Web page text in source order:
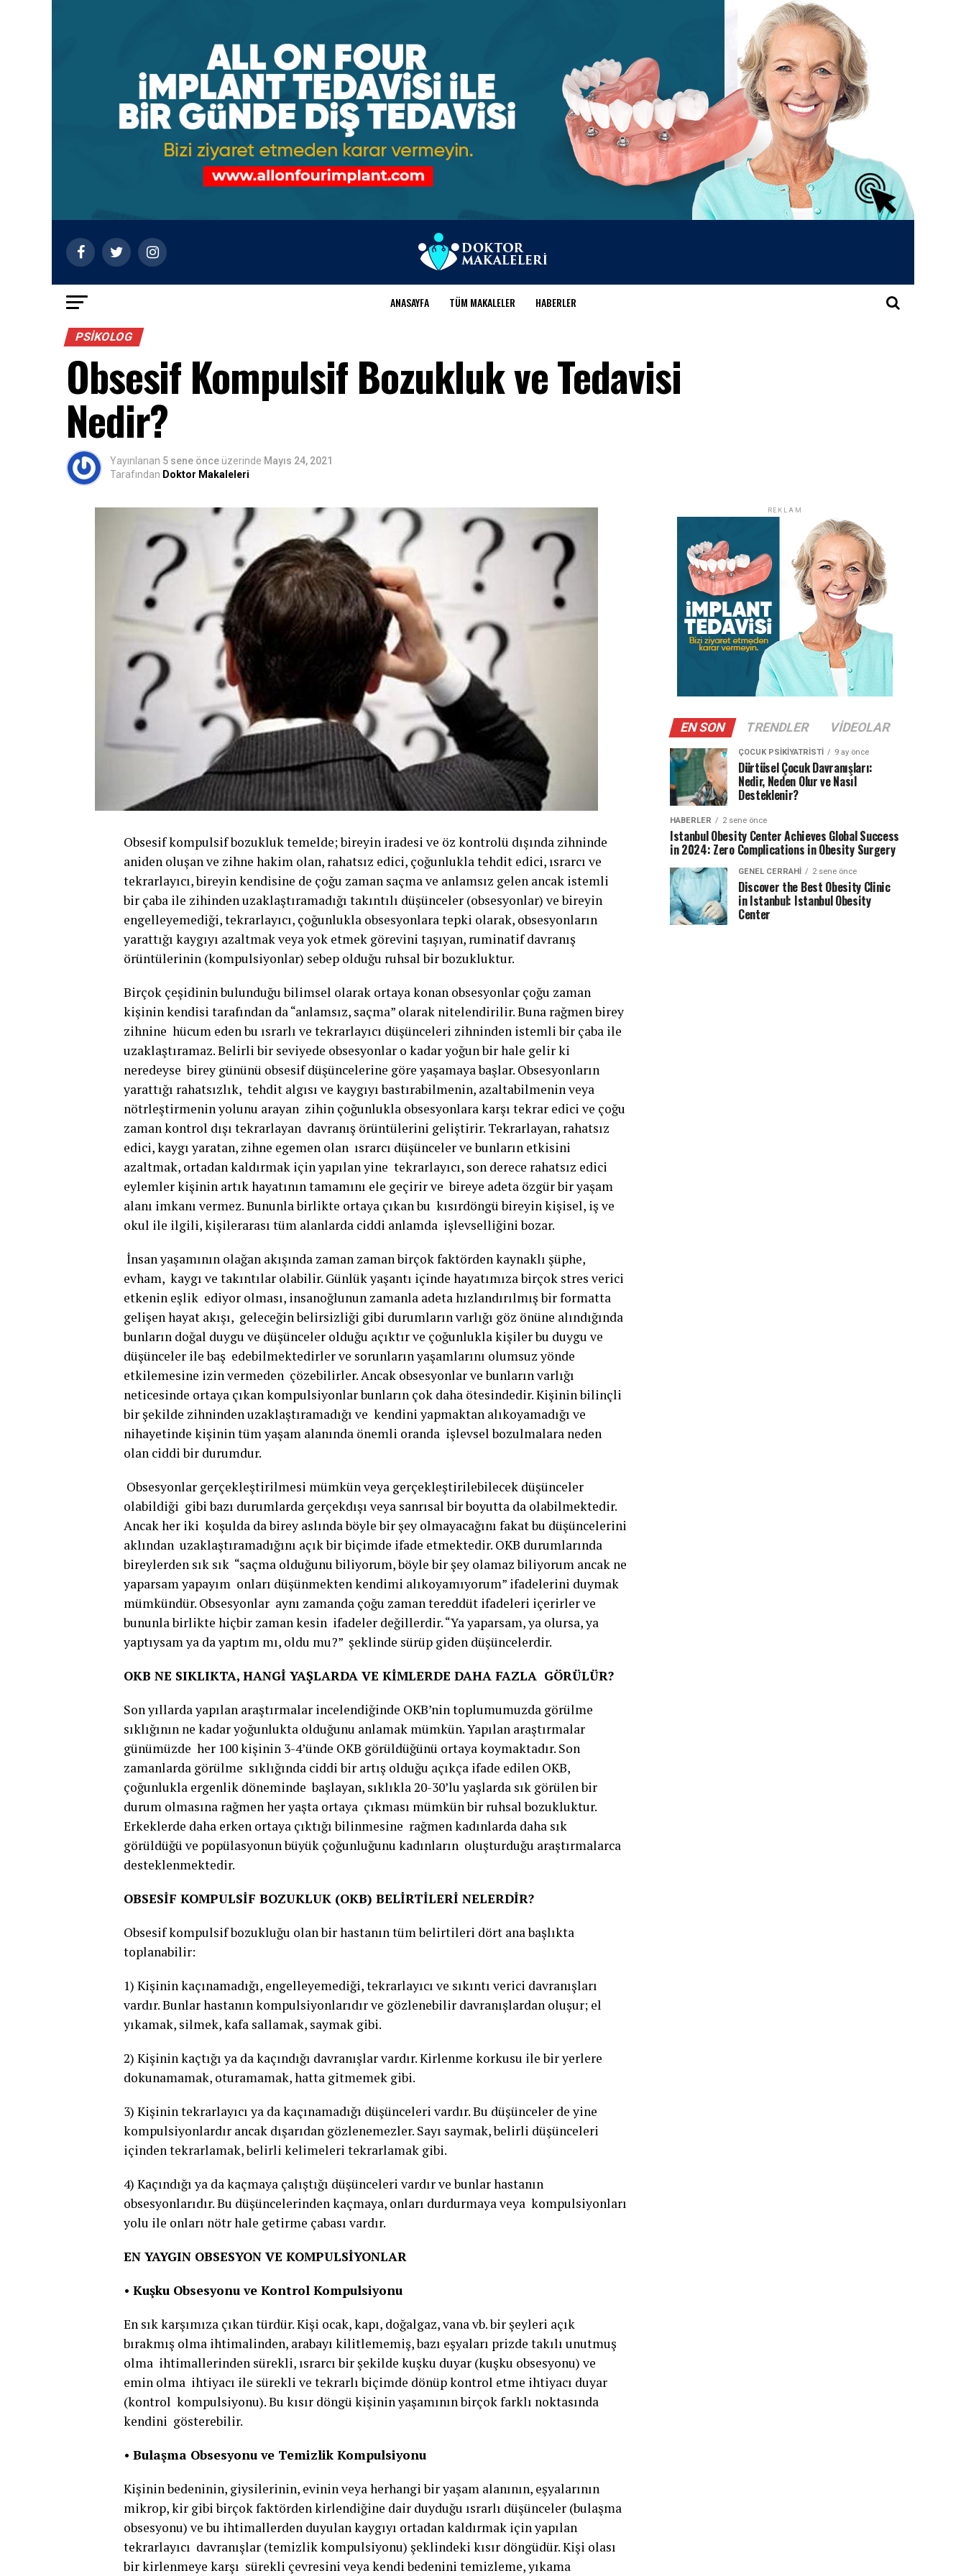
ANASAYFA TÜM MAKALELER HABERLER
PSIKOLOG
Obsesif Kompulsif Bozukluk ve Tedavisi
Nedir?
Yayınlanan 5 sene önce üzerinde Mayıs 24, 2021
Tarafından Doktor Makaleleri
Obsesif kompulsif bozukluk temelde; bireyin iradesi ve öz kontrolü dışında zihninde
aniden oluşan ve zihne hakim olan, rahatsız edici, çoğunlukla tehdit edici, ısrarcı ve
tekrarlayıcı, bireyin kendisine de çoğu zaman saçma ve anlamsız gelen ancak istemli
bir çaba ile zihinden uzaklaştıramadığı takıntılı düşünceler (obsesyonlar) ve bireyin
engelleyemediği, tekrarlayıcı, çoğunlukla obsesyonlara tepki olarak, obsesyonların
yarattığı kaygıyı azaltmak veya yok etmek görevini taşıyan, ruminatif davranış
örüntülerinin (kompulsiyonlar) sebep olduğu ruhsal bir bozukluktur.
Birçok çeşidinin bulunduğu bilimsel olarak ortaya konan obsesyonlar çoğu zaman
kişinin kendisi tarafından da “anlamsız, saçma” olarak nitelendirilir. Buna rağmen birey
zihnine hücum eden bu ısrarlı ve tekrarlayıcı düşünceleri zihninden istemli bir çaba ile
uzaklaştıramaz. Belirli bir seviyede obsesyonlar o kadar yoğun bir hale gelir ki
neredeyse birey gününü obsesif düşüncelerine göre yaşamaya başlar. Obsesyonların
yarattığı rahatsızlık, tehdit algısı ve kaygıyı bastırabilmenin, azaltabilmenin veya
nötrleştirmenin yolunu arayan zihin çoğunlukla obsesyonlara karşı tekrar edici ve çoğu
zaman kontrol dışı tekrarlayan davranış örüntülerini geliştirir. Tekrarlayan, rahatsız
edici, kaygı yaratan, zihne egemen olan ısrarcı düşünceler ve bunların etkisini
azaltmak, ortadan kaldırmak için yapılan yine tekrarlayıcı, son derece rahatsız edici
eylemler kişinin artık hayatının tamamını ele geçirir ve bireye adeta özgür bir yaşam
alanı imkanı vermez. Bununla birlikte ortaya çıkan bu kısırdöngü bireyin kişisel, iş ve
okul ile ilgili, kişilerarası tüm alanlarda ciddi anlamda işlevselliğini bozar.
İnsan yaşamının olağan akışında zaman zaman birçok faktörden kaynaklı şüphe,
evham, kaygı ve takıntılar olabilir. Günlük yaşantı içinde hayatımıza birçok stres verici
etkenin eşlik ediyor olması, insanoğlunun zamanla adeta hızlandırılmış bir formatta
gelişen hayat akışı, geleceğin belirsizliği gibi durumların varlığı göz önüne alındığında
bunların doğal duygu ve düşünceler olduğu açıktır ve çoğunlukla kişiler bu duygu ve
düşünceler ile baş edebilmektedirler ve sorunların yaşamlarını olumsuz yönde
etkilemesine izin vermeden çözebilirler. Ancak obsesyonlar ve bunların varlığı
neticesinde ortaya çıkan kompulsiyonlar bunların çok daha ötesindedir. Kişinin bilinçli
bir şekilde zihninden uzaklaştıramadığı ve kendini yapmaktan alıkoyamadığı ve
nihayetinde kişinin tüm yaşam alanında önemli oranda işlevsel bozulmalara neden
olan ciddi bir durumdur.
Obsesyonlar gerçekleştirilmesi mümkün veya gerçekleştirilebilecek düşünceler
olabildiği gibi bazı durumlarda gerçekdışı veya sanrısal bir boyutta da olabilmektedir.
Ancak her iki koşulda da birey aslında böyle bir şey olmayacağını fakat bu düşüncelerini
aklından uzaklaştıramadığını açık bir biçimde ifade etmektedir. OKB durumlarında
bireylerden sık sık “saçma olduğunu biliyorum, böyle bir şey olamaz biliyorum ancak ne
yaparsam yapayım onları düşünmekten kendimi alıkoyamıyorum” ifadelerini duymak
mümkündür. Obsesyonlar aynı zamanda çoğu zaman tereddüt ifadeleri içerirler ve
bununla birlikte hiçbir zaman kesin ifadeler değillerdir. “Ya yaparsam, ya olursa, ya
yaptıysam ya da yaptım mı, oldu mu?” şeklinde sürüp giden düşüncelerdir.
OKB NE SIKLIKTA, HANGİ YAŞLARDA VE KİMLERDE DAHA FAZLA GÖRÜLÜR?
Son yıllarda yapılan araştırmalar incelendiğinde OKB’nin toplumumuzda görülme
sıklığının ne kadar yoğunlukta olduğunu anlamak mümkün. Yapılan araştırmalar
günümüzde her 100 kişinin 3-4’ünde OKB görüldüğünü ortaya koymaktadır. Son
zamanlarda görülme sıklığında ciddi bir artış olduğu açıkça ifade edilen OKB,
çoğunlukla ergenlik döneminde başlayan, sıklıkla 20-30’lu yaşlarda sık görülen bir
durum olmasına rağmen her yaşta ortaya çıkması mümkün bir ruhsal bozukluktur.
Erkeklerde daha erken ortaya çıktığı bilinmesine rağmen kadınlarda daha sık
görüldüğü ve popülasyonun büyük çoğunluğunu kadınların oluşturduğu araştırmalarca
desteklenmektedir.
OBSESİF KOMPULSİF BOZUKLUK (OKB) BELİRTİLERİ NELERDİR?
Obsesif kompulsif bozukluğu olan bir hastanın tüm belirtileri dört ana başlıkta
toplanabilir:
1) Kişinin kaçınamadığı, engelleyemediği, tekrarlayıcı ve sıkıntı verici davranışları
vardır. Bunlar hastanın kompulsiyonlarıdır ve gözlenebilir davranışlardan oluşur; el
yıkamak, silmek, kafa sallamak, saymak gibi.
2) Kişinin kaçtığı ya da kaçındığı davranışlar vardır. Kirlenme korkusu ile bir yerlere
dokunamamak, oturamamak, hatta gitmemek gibi.
3) Kişinin tekrarlayıcı ya da kaçınamadığı düşünceleri vardır. Bu düşünceler de yine
kompulsiyonlardır ancak dışarıdan gözlenemezler. Sayı saymak, belirli düşünceleri
içinden tekrarlamak, belirli kelimeleri tekrarlamak gibi.
4) Kaçındığı ya da kaçmaya çalıştığı düşünceleri vardır ve bunlar hastanın
obsesyonlarıdır. Bu düşüncelerinden kaçmaya, onları durdurmaya veya kompulsiyonları
yolu ile onları nötr hale getirme çabası vardır.
EN YAYGIN OBSESYON VE KOMPULSİYONLAR
• Kuşku Obsesyonu ve Kontrol Kompulsiyonu
En sık karşımıza çıkan türdür. Kişi ocak, kapı, doğalgaz, vana vb. bir şeyleri açık
bırakmış olma ihtimalinden, arabayı kilitlememiş, bazı eşyaları prizde takılı unutmuş
olma ihtimallerinden sürekli, ısrarcı bir şekilde kuşku duyar (kuşku obsesyonu) ve
emin olma ihtiyacı ile sürekli ve tekrarlı biçimde dönüp kontrol etme ihtiyacı duyar
(kontrol kompulsiyonu). Bu kısır döngü kişinin yaşamının birçok farklı noktasında
kendini gösterebilir.
• Bulaşma Obsesyonu ve Temizlik Kompulsiyonu
Kişinin bedeninin, giysilerinin, evinin veya herhangi bir yaşam alanının, eşyalarının
mikrop, kir gibi birçok faktörden kirlendiğine dair duyduğu ısrarlı düşünceler (bulaşma
obsesyonu) ve bu ihtimallerden duyulan kaygıyı ortadan kaldırmak için yapılan
tekrarlayıcı davranışlar (temizlik kompulsiyonu) şeklindeki kısır döngüdür. Kişi olası
bir kirlenmeye karşı sürekli çevresini veya kendi bedenini temizleme, yıkama
REKLAM
EN SON TRENDLER VIDEOLAR
ÇOCUK PSIKIYATRISTI 9 ay önce
Dürtüsel Çocuk Davranışları:
Nedir, Neden Olur ve Nasıl
Desteklenir?
HABERLER 2 sene önce
Istanbul Obesity Center Achieves Global Success
in 2024: Zero Complications in Obesity Surgery
GENEL CERRAHI 2 sene önce
Discover the Best Obesity Clinic
in Istanbul: Istanbul Obesity
Center